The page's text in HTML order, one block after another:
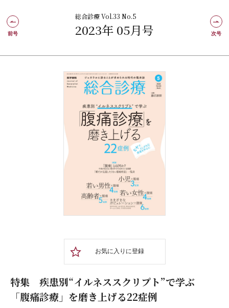
総合診療 Vol.33 No.5
2023年 05月号
前号 次号
お気に入りに登録
特集 疾患別“イルネススクリプト”で学ぶ
「腹痛診療」を磨き上げる22症例